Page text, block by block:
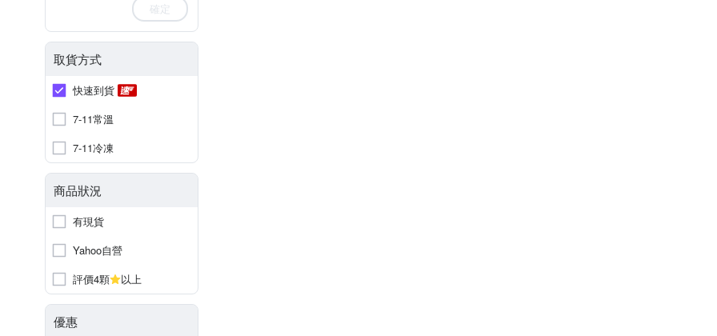
確定
取貨方式
快速到貨
7-11常溫
7-11冷凍
商品狀況
有現貨
Yahoo自營
評價4顆
以上
優惠